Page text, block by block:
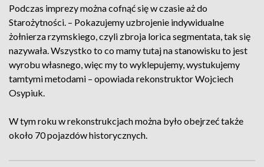
Podczas imprezy można cofnąć się w czasie aż do
Starożytności. – Pokazujemy uzbrojenie indywidualne
żołnierza rzymskiego, czyli zbroja lorica segmentata, tak się
nazywała. Wszystko to co mamy tutaj na stanowisku to jest
wyrobu własnego, więc my to wyklepujemy, wystukujemy
tamtymi metodami – opowiada rekonstruktor Wojciech
Osypiuk.
W tym roku w rekonstrukcjach można było obejrzeć także
około 70 pojazdów historycznych.